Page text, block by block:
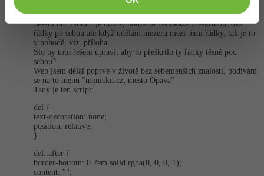
Děkuji ti moc za snahu mi pomoci ano moc tomu nerozumím,
proto jsem se obrátil sem.
5ešení od "NouF" je dobré, pouze to nedokáže přeškrtnout dva
řádky po sebou ale když udělám mezeru mezi těmi řádky, tak je to
v pohodě, viz. příloha.
Šlo by toto řešení upravit aby to přeškrtlo ty řádky těsně pod
sebou?
Web jsem dělal poprvé v životě bez sebemenších znalostí, podívám
se na to menu "menicko.cz, mesto Opava"
Tady je ten script:
del {
text-decoration: none;
position: relative;
}
del::after {
border-bottom: 0.2em solid rgba(0, 0, 0, 1);
content: "";